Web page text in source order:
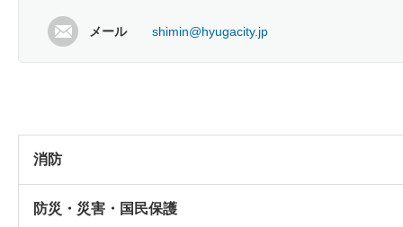
メール shimin@hyugacity.jp
消防
防災・災害・国民保護